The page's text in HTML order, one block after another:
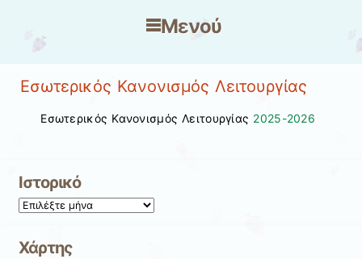
Μενού
Μετάβαση στο περιεχόμενο
Εσωτερικός Κανονισμός Λειτουργίας
Εσωτερικός Κανονισμός Λειτουργίας 2025-2026
Ιστορικό
Ιστορικό
Χάρτης